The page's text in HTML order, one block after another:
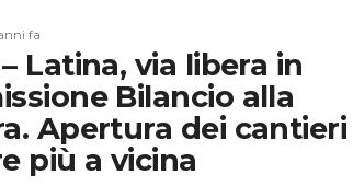
fa
Latina, via libera in
Bilancio alla
Apertura dei cantieri
più a vicina